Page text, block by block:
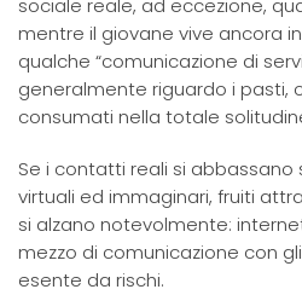
sociale reale, ad eccezione,
mentre il giovane vive ancora
qualche “comunicazione di
generalmente riguardo i pasti,
consumati nella totale
Se i contatti reali si abbassano
virtuali ed immaginari, fruiti
si alzano notevolmente:
mezzo di comunicazione con
esente da rischi.